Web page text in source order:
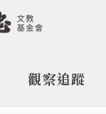
Jump to Navigation
Jump to Main content
觀察追蹤